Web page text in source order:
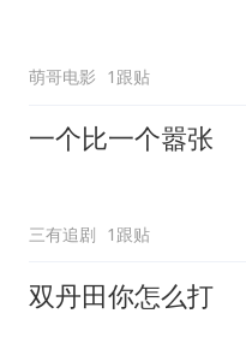
萌哥电影 1跟贴
一个比一个嚣张
三有追剧 1跟贴
双丹田你怎么打